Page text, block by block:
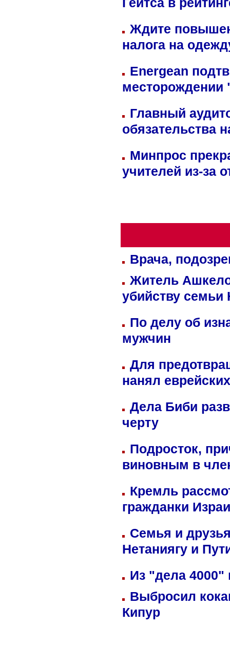
Гейтса в
Ждите
налога на
Energean
Главный
обязательства
Минпрос
учителей из-за
Врача,
Житель
убийству семьи
По делу об
мужчин
Для
нанял
Дела Биби
черту
Подросток,
виновным в
Кремль
гражданки
Семья и
Нетаниягу и
Из "дела 4000"
Выбросил
Кипур